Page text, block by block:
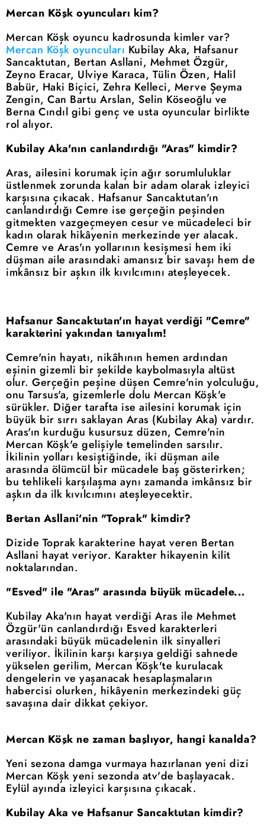
Mercan Köşk oyuncuları kim?
Mercan Köşk oyuncu kadrosunda kimler var?
Mercan Köşk oyuncuları Kubilay Aka, Hafsanur
Sancaktutan, Bertan Asllani, Mehmet Özgür,
Zeyno Eracar, Ulviye Karaca, Tülin Özen, Halil
Babür, Haki Biçici, Zehra Kelleci, Merve Şeyma
Zengin, Can Bartu Arslan, Selin Köseoğlu ve
Berna Cındıl gibi genç ve usta oyuncular birlikte
rol alıyor.
Kubilay Aka'nın canlandırdığı "Aras" kimdir?
Aras, ailesini korumak için ağır sorumluluklar
üstlenmek zorunda kalan bir adam olarak izleyici
karşısına çıkacak. Hafsanur Sancaktutan'ın
canlandırdığı Cemre ise gerçeğin peşinden
gitmekten vazgeçmeyen cesur ve mücadeleci bir
kadın olarak hikâyenin merkezinde yer alacak.
Cemre ve Aras'ın yollarının kesişmesi hem iki
düşman aile arasındaki amansız bir savaşı hem de
imkânsız bir aşkın ilk kıvılcımını ateşleyecek.
Hafsanur Sancaktutan'ın hayat verdiği "Cemre"
karakterini yakından tanıyalım!
Cemre'nin hayatı, nikâhının hemen ardından
eşinin gizemli bir şekilde kaybolmasıyla altüst
olur. Gerçeğin peşine düşen Cemre'nin yolculuğu,
onu Tarsus'a, gizemlerle dolu Mercan Köşk'e
sürükler. Diğer tarafta ise ailesini korumak için
büyük bir sırrı saklayan Aras (Kubilay Aka) vardır.
Aras'ın kurduğu kusursuz düzen, Cemre'nin
Mercan Köşk'e gelişiyle temelinden sarsılır.
İkilinin yolları kesiştiğinde, iki düşman aile
arasında ölümcül bir mücadele baş gösterirken;
bu tehlikeli karşılaşma aynı zamanda imkânsız bir
aşkın da ilk kıvılcımını ateşleyecektir.
Bertan Asllani'nin "Toprak" kimdir?
Dizide Toprak karakterine hayat veren Bertan
Asllani hayat veriyor. Karakter hikayenin kilit
noktalarından.
"Esved" ile "Aras" arasında büyük mücadele...
Kubilay Aka'nın hayat verdiği Aras ile Mehmet
Özgür'ün canlandırdığı Esved karakterleri
arasındaki büyük mücadelenin ilk sinyalleri
veriliyor. İkilinin karşı karşıya geldiği sahnede
yükselen gerilim, Mercan Köşk'te kurulacak
dengelerin ve yaşanacak hesaplaşmaların
habercisi olurken, hikâyenin merkezindeki güç
savaşına dair dikkat çekiyor.
Mercan Köşk ne zaman başlıyor, hangi kanalda?
Yeni sezona damga vurmaya hazırlanan yeni dizi
Mercan Köşk yeni sezonda atv'de başlayacak.
Eylül ayında izleyici karşısına çıkacak.
Kubilay Aka ve Hafsanur Sancaktutan kimdir?